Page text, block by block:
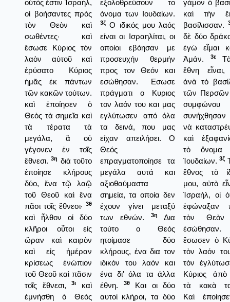
οὗτός ἐστιν Ἰσραήλ,
οἱ βοήσαντες πρὸς
τὸν Θεὸν καὶ
σωθέντες· καὶ
ἔσωσε Κύριος τὸν
λαὸν αὐτοῦ καὶ
ἐρύσατο Κύριος
ἡμᾶς ἐκ πάντων
τῶν κακῶν τούτων.
καὶ ἐποίησεν ὁ
Θεὸς τὰ σημεῖα καὶ
τὰ τέρατα τὰ
μεγάλα, ἃ οὐ
γέγονεν ἐν τοῖς
ἔθνεσι.3η διὰ τοῦτο
ἐποίησε κλήρους
δύο, ἕνα τῷ λαῷ
τοῦ Θεοῦ καὶ ἕνα
πᾶσι τοῖς ἔθνεσι· 3θ
καὶ ἦλθον οἱ δύο
κλῆροι οὗτοι εἰς
ὥραν καὶ καιρὸν
καὶ εἰς ἡμέραν
κρίσεως ἐνώπιον
τοῦ Θεοῦ καὶ πᾶσιν
τοῖς ἔθνεσι,3ι
καὶ
ἐμνήσθη ὁ Θεὸς
εξολοθρεύσουν το
όνομα των Ιουδαίων.
3ζ Ο ιδικός μου λαός
είναι οι Ισραηλίται, οι
οποίοι εβόησαν με
προσευχήν θερμήν
προς τον Θεόν και
εσώθησαν. Εσωσε
πράγματι ο Κυριος
τον λαόν του και μας
εγλύτωσεν από όλα
τα δεινά, που μας
είχαν απειλήσει. Ο
Θεός
επραγματοποίησε τα
μεγάλα αυτά και
αξιοθαύμαστα
σημεία, τα οποία δεν
έχουν γίνει μεταξύ
των εθνών.
3η
Δια
τούτο ο Θεός
ητοίμασε δύο
κλήρους, ένα δια τον
ιδικόν του λαόν και
ένα δι' όλα τα άλλα
έθνη.
3θΚαι οι δύο
αυτοί κλήροι, τα δύο
γάμον ὁ
καὶ τὴν
βασίλισσαν.
δὲ δύο
ἐγὼ εἶμαι
Ἀμάν.
3ε
ἔθνη
ἀνὰ τὸ
τῶν
συμφώνου
νὰ
καὶ
τὸ ὄνομα
Ἰουδαίων.3ζ
ἔθνος τὸ
μου, αὐτὸ
Ἰσραήλ, οἱ
ἐφώναξαν
τὸν Θεὸν
ἐσώθησαν.
ἔσωσεν ὁ
τὸν λαόν
τὸν
Κύριος
τὰ κακὰ
Καὶ